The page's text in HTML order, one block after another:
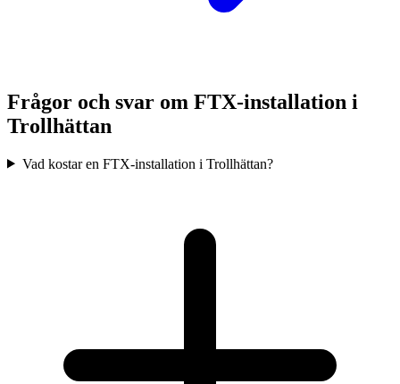
Frågor och svar om FTX-installation i
Trollhättan
Vad kostar en FTX-installation i Trollhättan?